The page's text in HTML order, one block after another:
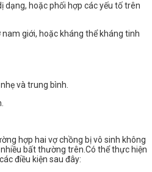
dạng, hoặc phối hợp các yếu tố trên
giới, hoặc kháng thể kháng tinh
và trung bình.
hợp hai vợ chồng bị vô sinh không
bất thường trên.Có thể thực hiện
điều kiện sau đây: